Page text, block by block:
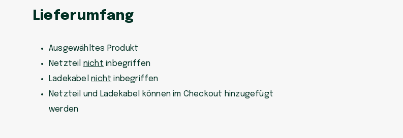
Lieferumfang
Ausgewähltes Produkt
Netzteil nicht inbegriffen
Ladekabelnicht inbegriffen
Netzteil und Ladekabel können im Checkout hinzugefügt
werden